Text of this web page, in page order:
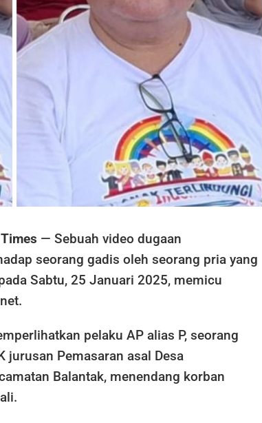
— Sebuah video dugaan
seorang gadis oleh seorang pria yang
Sabtu, 25 Januari 2025, memicu
pelaku AP alias P, seorang
jurusan Pemasaran asal Desa
Balantak, menendang korban